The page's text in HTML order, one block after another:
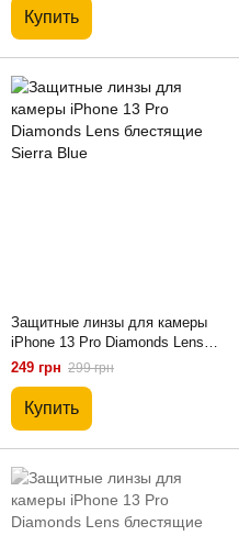
Купить
Защитные линзы для камеры
iPhone 13 Pro Diamonds Lens
блестящие Sierra Blue
249 грн 299 грн
Купить